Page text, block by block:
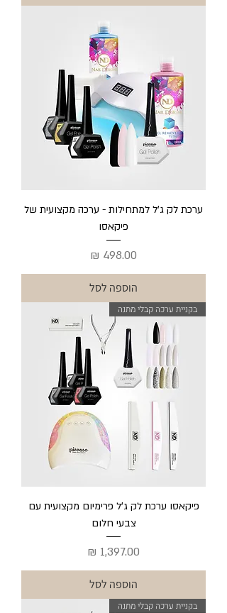
ערכת לק ג'ל למתחילות - ערכה מקצועית של
פיקאסו
מחיר
הוספה לסל
בקניית ערכה קבלי מתנה
פיקאסו ערכת לק ג'ל פרימיום מקצועית עם
צבעי חלום
מחיר
הוספה לסל
בקניית ערכה קבלי מתנה